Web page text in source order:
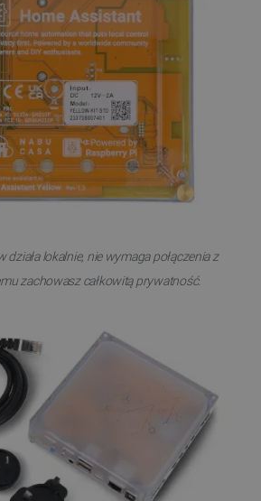
działa lokalnie, nie wymaga połączenia z
zachowasz całkowitą prywatność.
.botland.com.pl
Google